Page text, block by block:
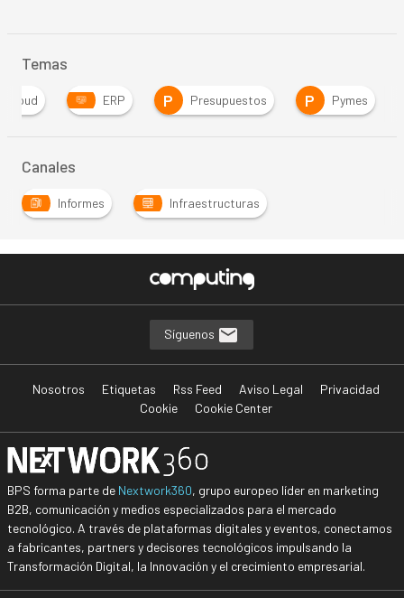
Temas
Cloud ERP P Presupuestos P Pymes
Canales
Informes Infraestructuras
Síguenos
Nosotros Etiquetas Rss Feed Aviso Legal
Privacidad
Cookie
Cookie Center
BPS forma parte de Nextwork360, grupo europeo líder en marketing
B2B, comunicación y medios especializados para el mercado
tecnológico. A través de plataformas digitales y eventos, conectamos
a fabricantes, partners y decisores tecnológicos impulsando la
Transformación Digital, la Innovación y el crecimiento empresarial.